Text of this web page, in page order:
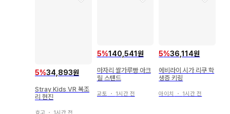
5%34,893원
Stray Kids VR 복조
리 현진
5%140,541원
마자리 쌀가루빵 아크
릴 스탠드
교토 ・ 1시간 전
5%36,114원
에비라이 시가 리쿠 학
생증 키링
아이치 ・ 1시간 전